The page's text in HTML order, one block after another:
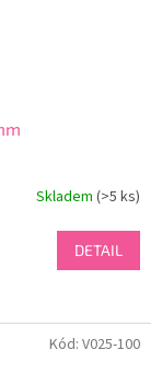
Skladem (>5 ks)
DETAIL
Kód: V025-100